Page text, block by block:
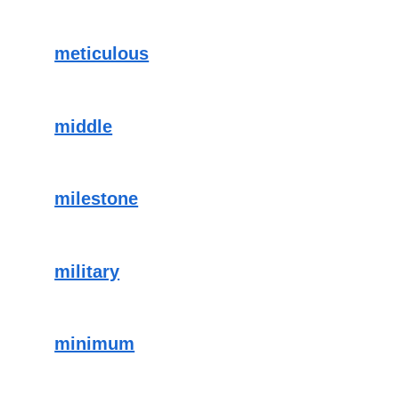
meticulous
middle
milestone
military
minimum